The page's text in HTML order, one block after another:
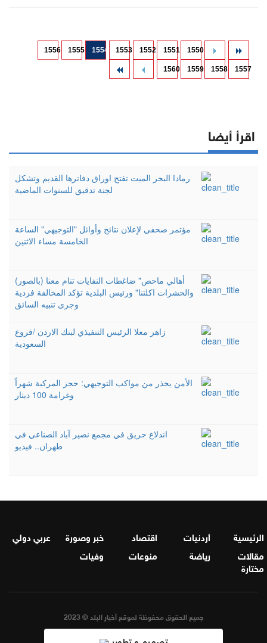
1550
1551
1552
1553
1554
1555
1556
1557
1558
1559
1560
اقرأ أيضا
رمادا البحر الميت تفتح اوراق دفاترها القديم وتشكل
لجنة تدقيق للسنوات الماضية
مؤتمر صحفي لإعلان نتائج وأوائل "التوجيهي" الساعة
الخامسة مساء الاثنين
(بالصور) أهالي ماحص" ضاغطات النفايات تنام معنا
والحشرات اكلتنا" ورئيس البلدية تؤكد المخالفة فردية
وجرى تنبيه السائق
زاهر معلا الرئيس التنفيذي لبنك الاردن /فروع
السعودية
الأمن يحذر من مواكب التوجيهي: حجز المركبة شهراً
وغرامة 100 دينار
اندلاع حريق في مجمع نصير آباد الصناعي في
طهران.. فيديو
الرئيسية أردنيات اقتصاد خبر وصورة
عربي دولي
مقالات
مختارة
رياضة منوعات وفيات
جميع الحقوق محفوظة لموقع أخبار البلد © 2023